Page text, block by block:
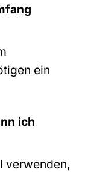
ein
ich
verwenden,